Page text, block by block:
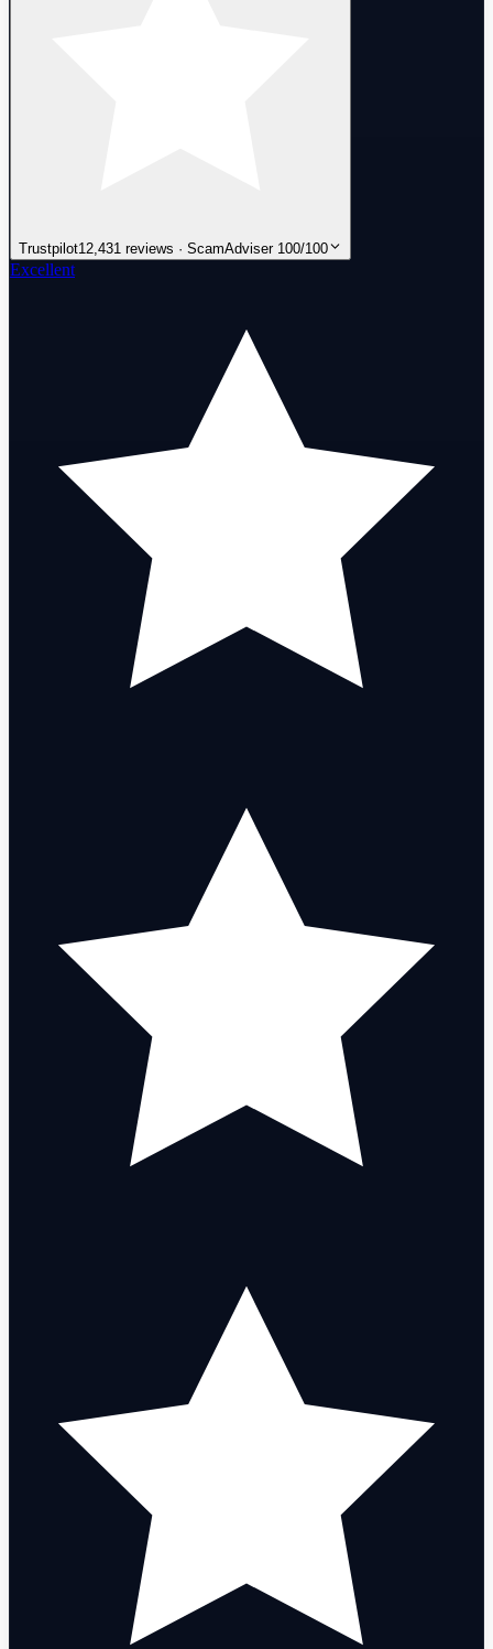
Trustpilot12,431 reviews · ScamAdviser 100/100
Excellent